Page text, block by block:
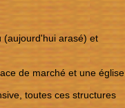
(aujourd'hui arasé) et
de marché et une église.
toutes ces structures